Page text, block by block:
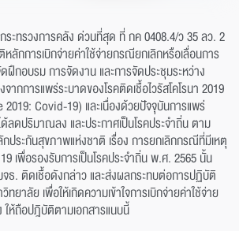
ระทรวงการคลัง ด่วนที่สุด ที่ กค 0408.4/ว 35 ลว. 2
ลักการเบิกจ่ายค่าใช้จ่ายกรณียกเลิกหรือเลื่อนการ
ฝึกอบรม การจัดงาน และการจัดประชุมระหว่าง
ากการแพร่ระบาดของโรคติดเชื้อไวรัสโคโรนา 2019
Covid-19) และเนื่องด้วยปัจจุบันการแพร่
ลดปริมาณลง และประกาศเป็นโรคประจำถิ่น ตาม
ประกันสุขภาพแห่งชาติ เรื่อง การยกเลิกกรณีที่มีเหตุ
เพื่อรองรับการเป็นโรคประจำถิ่น พ.ศ. 2565 นั้น
ธ. ติดเชื้อดังกล่าว และส่งผลกระทบต่อการปฏิบัติ
ยาลัย เพื่อให้เกิดความเข้าใจการเบิกจ่ายค่าใช้จ่าย
ห้ถือปฎิบัติตามเอกสารแนบนี้